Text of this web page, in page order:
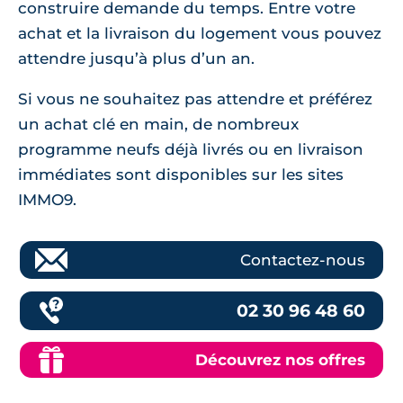
construire demande du temps. Entre votre
achat et la livraison du logement vous pouvez
attendre jusqu’à plus d’un an.
Si vous ne souhaitez pas attendre et préférez
un achat clé en main, de nombreux
programme neufs déjà livrés ou en livraison
immédiates sont disponibles sur les sites
IMMO9.
Contactez-nous
02 30 96 48 60
Découvrez nos offres